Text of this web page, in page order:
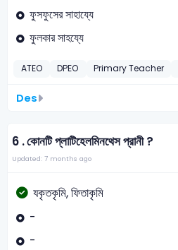
ফুসফুসের সাহায্যে
ফুলকার সাহয্যে
ATEO DPEO Primary Teacher
Des
6 .কোনটি প্লাটিহেলমিনথেস প্রানী ?
Updated: 7 months ago
যকৃতকৃমি, ফিতাকৃমি
-
-